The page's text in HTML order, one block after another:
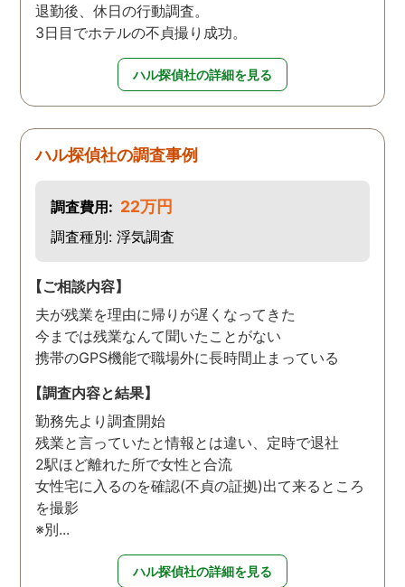
退勤後、休日の行動調査。
3日目でホテルの不貞撮り成功。
ハル探偵社の詳細を見る
ハル探偵社の調査事例
調査費用: 22万円
調査種別: 浮気調査
【ご相談内容】
夫が残業を理由に帰りが遅くなってきた
今までは残業なんて聞いたことがない
携帯のGPS機能で職場外に長時間止まっている
【調査内容と結果】
勤務先より調査開始
残業と言っていたと情報とは違い、定時で退社
2駅ほど離れた所で女性と合流
女性宅に入るのを確認(不貞の証拠)出て来るところ
を撮影
※別...
ハル探偵社の詳細を見る